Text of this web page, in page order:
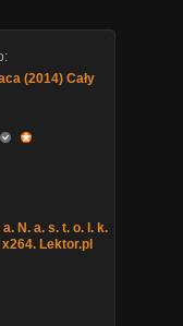
(2014) Cały
a. N. a. s. t. o. l. k.
Lektor.pl